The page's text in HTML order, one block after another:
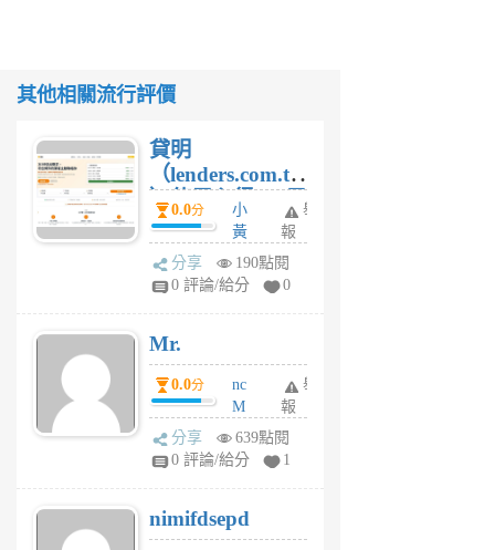
其他相關流行評價
貸明
（lenders.com.tw
）使用心得 — 民
間貸款比較平台
體驗
0.0分
小
黃
蜂
1
舉
報
分享
190點閱
0 評論/給分
0
Mr.
0.0分
nc
M
U
F
U
5
舉
報
分享
639點閱
0 評論/給分
1
nimifdsepd